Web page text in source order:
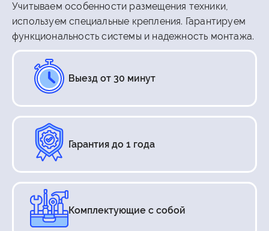
Учитываем особенности размещения техники,
используем специальные крепления. Гарантируем
функциональность системы и надежность монтажа.
Выезд от 30 минут
Гарантия до 1 года
Комплектующие с собой